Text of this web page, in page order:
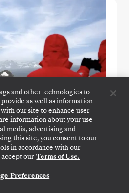
Cruise
Survolez le
and other technologies to
as well as information
our site to enhance user
information about your use
media, advertising and
this site, you consent to our
in accordance with our
accept our Terms of Use.
Preferences